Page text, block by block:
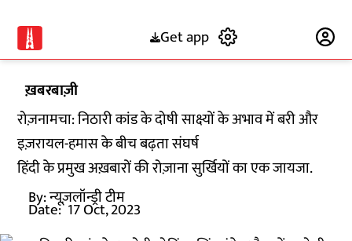
Get app
ख़बरबाज़ी
रोज़नामचा: निठारी कांड के दोषी साक्ष्यों के अभाव में बरी और
इज़रायल-हमास के बीच बढ़ता संघर्ष
हिंदी के प्रमुख अख़बारों की रोज़ाना सुर्खियों का एक जायजा.
By:न्यूज़लॉन्ड्री टीम
Date: 17 Oct, 2023